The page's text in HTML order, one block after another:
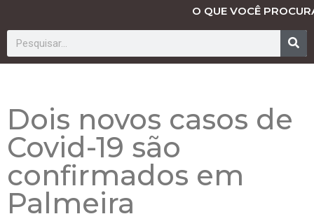
O QUE VOCÊ
Dois novos casos de
Covid-19 são
confirmados em
Palmeira